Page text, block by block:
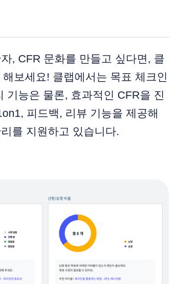
, CFR 문화를 만들고 싶다면, 클
보세요! 클랩에서는 목표 체크인
기능은 물론, 효과적인 CFR을 진
피드백, 리뷰 기능을 제공해
를 지원하고 있습니다.